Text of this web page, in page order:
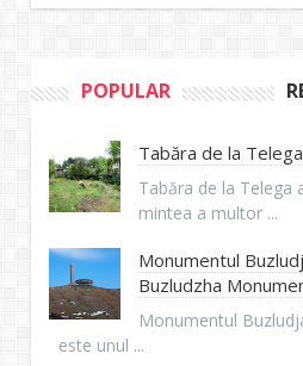
POPULAR
Tabăra de la Telega
Tabăra de la Telega
mintea a multor ...
Monumentul
Buzludzha
Monumentul
este unul ...